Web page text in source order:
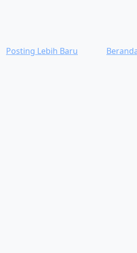
Posting Lebih Baru